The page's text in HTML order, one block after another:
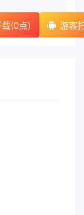
(0点) 游客